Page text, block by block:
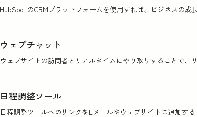
HubSpotのCRMプラットフォームを使用すれば、ビジネスの成
ウェブチャット
ウェブサイトの訪問者とリアルタイムにやり取りすることで、
日程調整ツール
日程調整ツールへのリンクをE‍メ‍ー‍ルやウェブサイトに追加す